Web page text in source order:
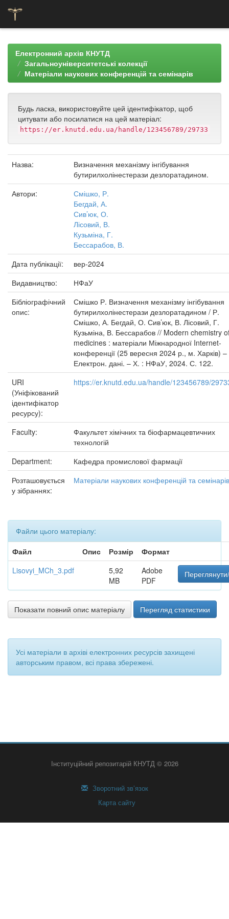
navigationЕлектронний архів КНУТД
Загальноуніверситетські колекції
Матеріали наукових конференцій та семінарів
Будь ласка, використовуйте цей ідентифікатор, щоб
цитувати або посилатися на цей матеріал:
https://er.knutd.edu.ua/handle/123456789/29733
Назва:
Визначення механізму інгібування
бутирилхолінестерази дезлоратадином.
Автори:
Смішко, Р.
Бегдай, А.
Сив’юк, О.
Лісовий, В.
Кузьміна, Г.
Бессарабов, В.
Дата публікації:
вер-2024
Видавництво:
НФаУ
Бібліографічний
опис:
Смішко Р. Визначення механізму інгібування
бутирилхолінестерази дезлоратадином / Р.
Смішко, А. Бегдай, О. Сив’юк, В. Лісовий, Г.
Кузьміна, В. Бессарабов // Modern chemistry
medicines : матеріали Міжнародної Internet-
конференції (25 вересня 2024 р., м. Харків) –
Електрон. дані. – Х. : НФаУ, 2024. С. 122.
URI
(Уніфікований
ідентифікатор
ресурсу):
https://er.knutd.edu.ua/handle/123456789/
Faculty:
Факультет хімічних та біофармацевтичних
технологій
Department:
Кафедра промислової фармації
Розташовується
у зібраннях:
Матеріали наукових конференцій та семінарів
Файли цього матеріалу:
Файл
Опис Розмір
Формат
Lisovyi_MCh_3.pdf
5,92
MB
Adobe
PDF
Показати повний опис матеріалу Перегляд статистики
Усі матеріали в архіві електронних ресурсів захищені
авторським правом, всі права збережені.
Інституційний репозитарій КНУТД © 2026
Зворотний зв’язок
Карта сайту